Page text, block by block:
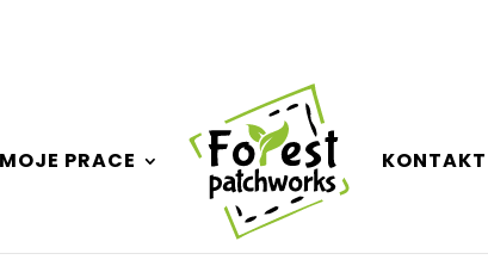
MOJE PRACE KONTAKT